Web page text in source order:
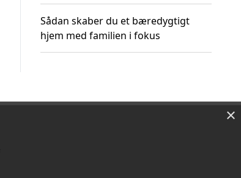
Sådan skaber du et bæredygtigt
hjem med familien i fokus
×